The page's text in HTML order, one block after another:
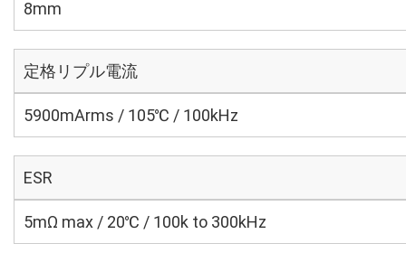
8mm
定格リプル電流
5900mArms / 105℃ / 100kHz
ESR
5mΩ max / 20℃ / 100k to 300kHz